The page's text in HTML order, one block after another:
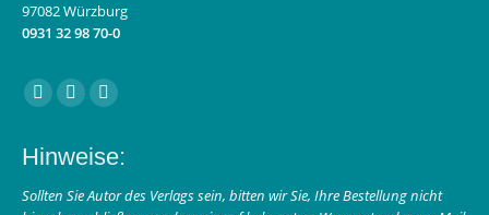
97082 Würzburg
0931 32 98 70-0
Finden Sie uns auf:
Facebook
opens
in
Instagram
opens
in
E-
page
opens
Hinweise:
Sollten Sie Autor des Verlags sein, bitten wir Sie, Ihre Bestellung nicht